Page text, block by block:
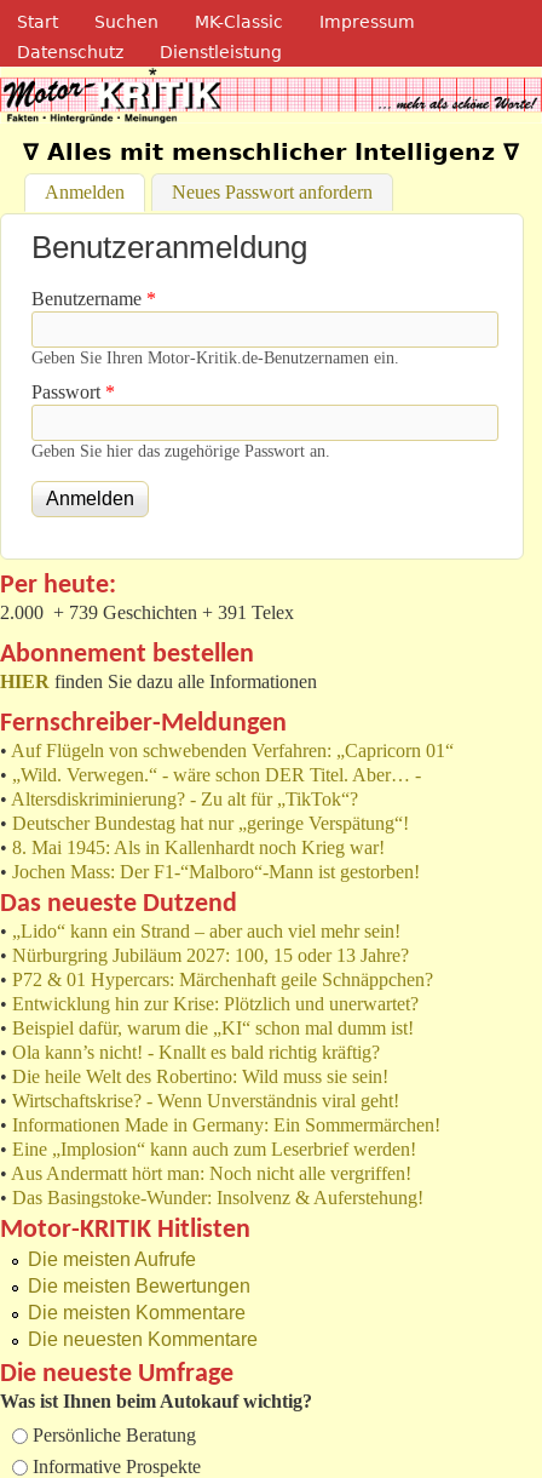
Direkt zum Inhalt
Navigation
Start Suchen MK-Classic
Impressum
Datenschutz
Dienstleistung
Motor-Kritik.de
∇ Alles mit menschlicher Intelligenz ∇
Anmelden (aktiver Reiter)
Neues Passwort anfordern
Benutzeranmeldung
Benutzername *
Geben Sie Ihren Motor-Kritik.de-Benutzernamen ein.
Passwort *
Geben Sie hier das zugehörige Passwort an.
Per heute:
2.000 + 739 Geschichten + 391 Telex
Abonnement bestellen
HIER finden Sie dazu alle Informationen
Fernschreiber-Meldungen
• Auf Flügeln von schwebenden Verfahren: „Capricorn 01“
• „Wild. Verwegen.“ - wäre schon DER Titel. Aber… -
• Altersdiskriminierung? - Zu alt für „TikTok“?
• Deutscher Bundestag hat nur „geringe Verspätung“!
• 8. Mai 1945: Als in Kallenhardt noch Krieg war!
• Jochen Mass: Der F1-“Malboro“-Mann ist gestorben!
Das neueste Dutzend
• „Lido“ kann ein Strand – aber auch viel mehr sein!
• Nürburgring Jubiläum 2027: 100, 15 oder 13 Jahre?
• P72 & 01 Hypercars: Märchenhaft geile Schnäppchen?
• Entwicklung hin zur Krise: Plötzlich und unerwartet?
• Beispiel dafür, warum die „KI“ schon mal dumm ist!
• Ola kann’s nicht! - Knallt es bald richtig kräftig?
• Die heile Welt des Robertino: Wild muss sie sein!
• Wirtschaftskrise? - Wenn Unverständnis viral geht!
• Informationen Made in Germany: Ein Sommermärchen!
• Eine „Implosion“ kann auch zum Leserbrief werden!
• Aus Andermatt hört man: Noch nicht alle vergriffen!
• Das Basingstoke-Wunder: Insolvenz & Auferstehung!
Motor-KRITIK Hitlisten
Die meisten Aufrufe
Die meisten Bewertungen
Die meisten Kommentare
Die neuesten Kommentare
Die neueste Umfrage
Was ist Ihnen beim Autokauf wichtig?
Auswahlmöglichkeiten
Persönliche Beratung
Informative Prospekte